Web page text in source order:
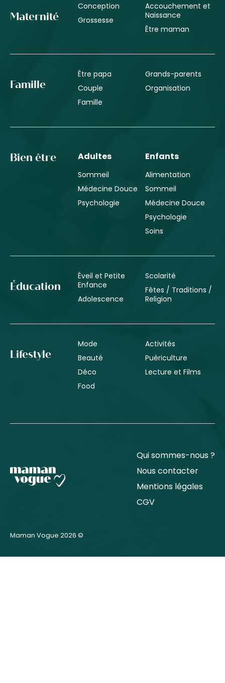
Maternité
Conception
Grossesse
Accouchement et
Naissance
Être maman
Famille
Être papa
Couple
Famille
Grands-parents
Organisation
Bien être Adultes
Sommeil
Médecine Douce
Psychologie
Enfants
Alimentation
Sommeil
Médecine Douce
Psychologie
Soins
Éducation
Éveil et Petite
Enfance
Adolescence
Scolarité
Fêtes / Traditions /
Religion
Lifestyle
Mode
Beauté
Déco
Food
Activités
Puériculture
Lecture et Films
Qui sommes-nous ?
Nous contacter
Mentions légales
CGV
Maman Vogue 2026 ©